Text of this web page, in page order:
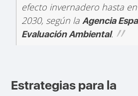
efecto invernadero hasta
2030, según laAgencia
Evaluación Ambiental.
Estrategias para la